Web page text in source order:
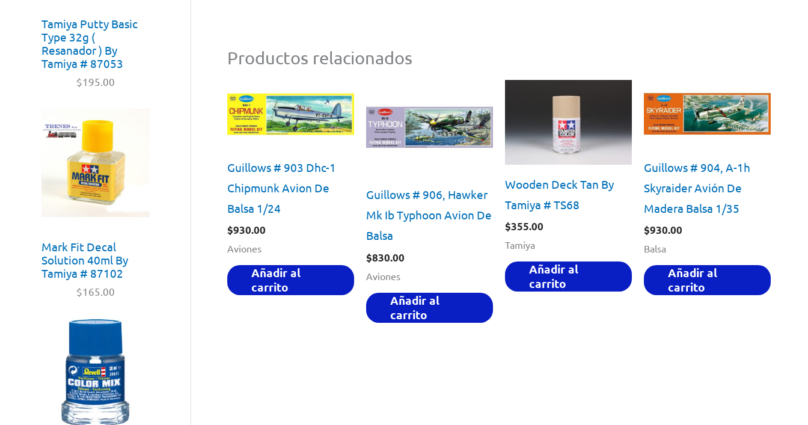
Tamiya Putty Basic
Type 32g (
Resanador ) By
Tamiya # 87053
$195.00
Mark Fit Decal
Solution 40ml By
Tamiya # 87102
$165.00
Productos relacionados
Guillows # 903 Dhc-1
Chipmunk Avion De
Balsa 1/24
$930.00
Aviones
Añadir al
carrito
Guillows # 906, Hawker
Mk Ib Typhoon Avion De
Balsa
$830.00
Aviones
Añadir al
carrito
Wooden Deck Tan By
Tamiya # TS68
$355.00
Tamiya
Añadir al
carrito
Guillows # 904, A-1h
Skyraider Avión De
Madera Balsa 1/35
$930.00
Balsa
Añadir al
carrito